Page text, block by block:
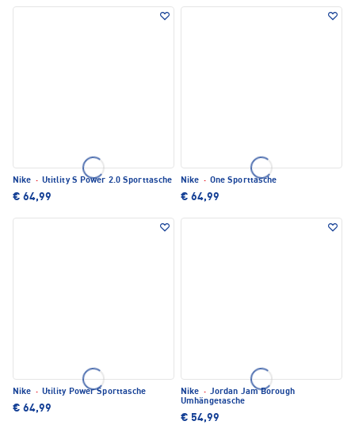
Nike · Utitlity S Power 2.0 Sporttasche
€ 64,99
Nike · One Sporttasche
€ 64,99
Nike · Utility Power Sporttasche
€ 64,99
Nike · Jordan Jam Borough
Umhängetasche
€ 54,99